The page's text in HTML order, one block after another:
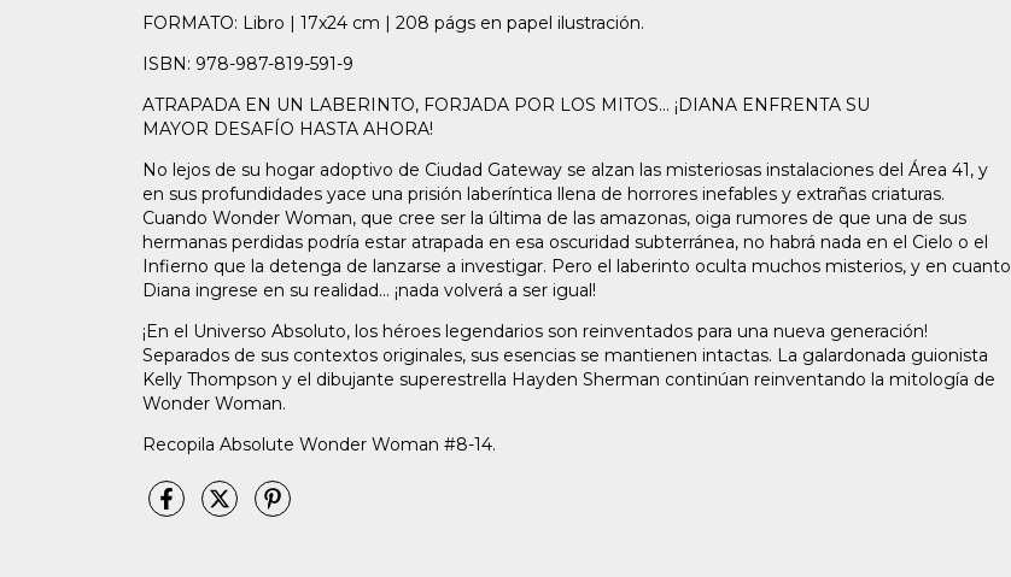
FORMATO: Libro | 17x24 cm | 208 págs en papel ilustración.
ISBN: 978-987-819-591-9
ATRAPADA EN UN LABERINTO, FORJADA POR LOS MITOS... ¡DIANA ENFRENTA SU
MAYOR DESAFÍO HASTA AHORA!
No lejos de su hogar adoptivo de Ciudad Gateway se alzan las misteriosas instalaciones del Área 41, y
en sus profundidades yace una prisión laberíntica llena de horrores inefables y extrañas criaturas.
Cuando Wonder Woman, que cree ser la última de las amazonas, oiga rumores de que una de sus
hermanas perdidas podría estar atrapada en esa oscuridad subterránea, no habrá nada en el Cielo o el
Infierno que la detenga de lanzarse a investigar. Pero el laberinto oculta muchos misterios, y en cuanto
Diana ingrese en su realidad... ¡nada volverá a ser igual!
¡En el Universo Absoluto, los héroes legendarios son reinventados para una nueva generación!
Separados de sus contextos originales, sus esencias se mantienen intactas. La galardonada guionista
Kelly Thompson y el dibujante superestrella Hayden Sherman continúan reinventando la mitología de
Wonder Woman.
Recopila Absolute Wonder Woman #8-14.